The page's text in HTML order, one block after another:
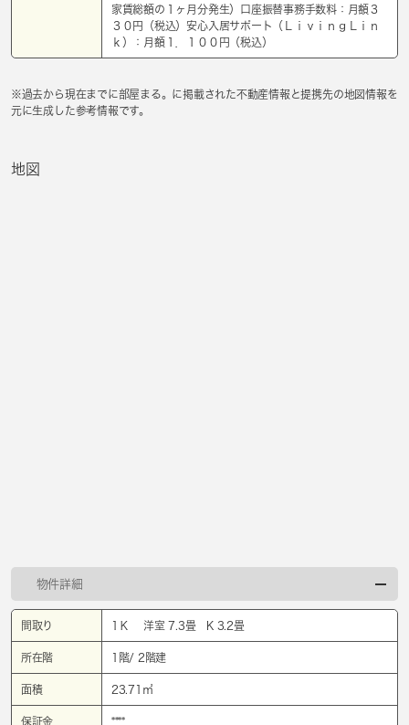
家賃総額の１ヶ月分発生）口座振替事務手数料：月額３
３０円（税込）安心入居サポート（ＬｉｖｉｎｇＬｉｎ
ｋ）：月額１．１００円（税込）
※過去から現在までに部屋まる。に掲載された不動産情報と提携先の地図情報を
元に生成した参考情報です。
地図
物件詳細
間取り 1Ｋ 洋室 7.3畳 K 3.2畳
所在階 1階/ 2階建
面積 23.71㎡
保証金 ****